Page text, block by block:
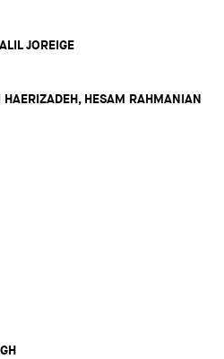
JOREIGE
HESAM RAHMANIAN